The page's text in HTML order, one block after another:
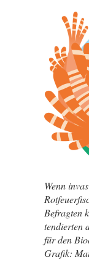
Wenn
Befragten
tendierten
für den
Grafik: